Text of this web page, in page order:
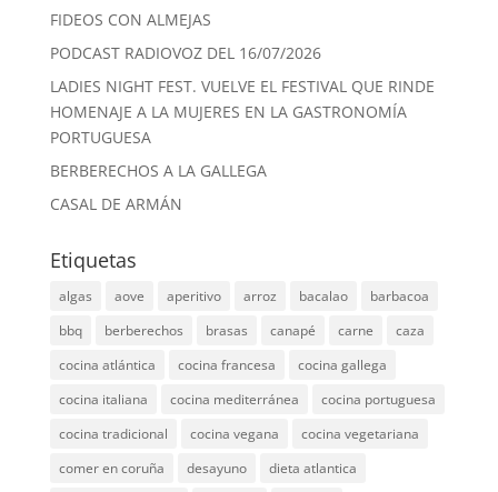
FIDEOS CON ALMEJAS
PODCAST RADIOVOZ DEL 16/07/2026
LADIES NIGHT FEST. VUELVE EL FESTIVAL QUE RINDE
HOMENAJE A LA MUJERES EN LA GASTRONOMÍA
PORTUGUESA
BERBERECHOS A LA GALLEGA
CASAL DE ARMÁN
Etiquetas
algas aove aperitivo arroz bacalao
barbacoa
bbq
berberechos brasas canapé carne
caza
cocina atlántica
cocina francesa
cocina gallega
cocina italiana
cocina mediterránea
cocina portuguesa
cocina tradicional
cocina vegana
cocina vegetariana
comer en coruña
desayuno
dieta atlantica